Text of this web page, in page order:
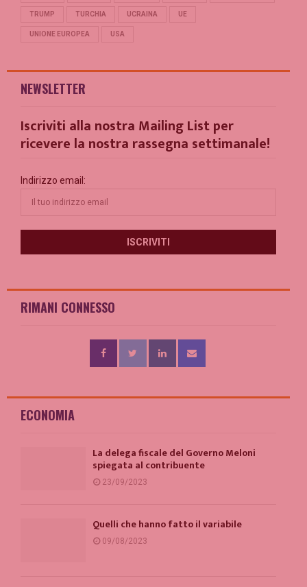
TRUMP TURCHIA UCRAINA UE
UNIONE EUROPEA USA
NEWSLETTER
Iscriviti alla nostra Mailing List per
ricevere la nostra rassegna settimanale!
Indirizzo email:
RIMANI CONNESSO
ECONOMIA
La delega fiscale del Governo Meloni
spiegata al contribuente
23/09/2023
Quelli che hanno fatto il variabile
09/08/2023